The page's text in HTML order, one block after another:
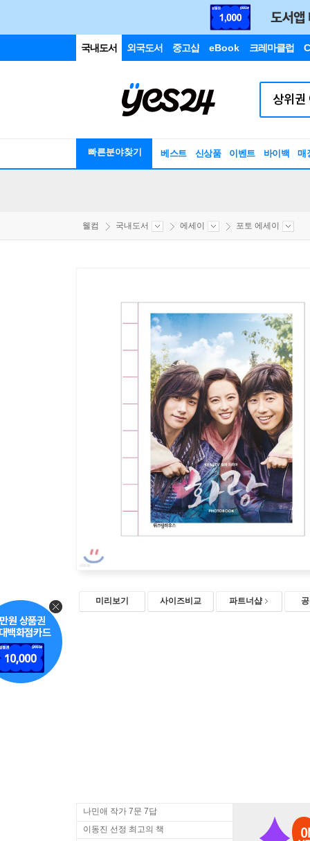
국내도서 외국도서 중고샵 eBook 크레마클럽
빠른분야찾기 베스트 신상품 이벤트 바이백 매
웰컴 국내도서 에세이 포토 에세이
미리보기 사이즈비교 파트너샵
나민애 작가 7문 7답
이동진 선정 최고의 책